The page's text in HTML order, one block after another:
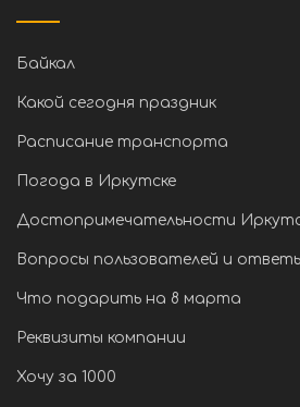
Байкал
Какой сегодня праздник
Расписание транспорта
Погода в Иркутске
Достопримечательности
Вопросы пользователей и
Что подарить на 8 марта
Реквизиты компании
Хочу за 1000